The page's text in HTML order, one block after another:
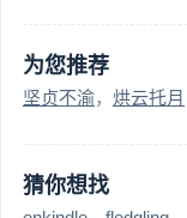
为您推荐
坚贞不渝 烘云托月
猜你想找